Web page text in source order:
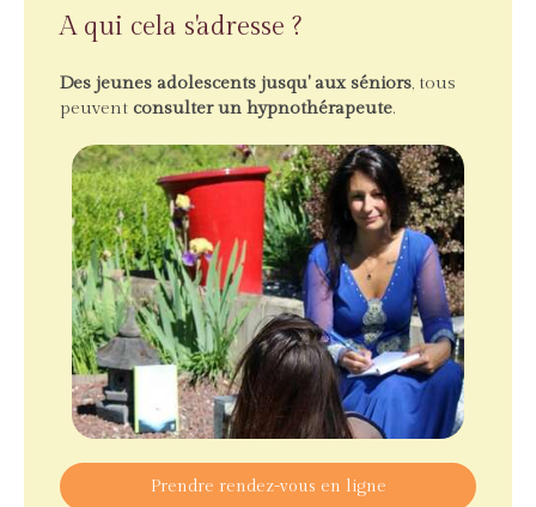
A qui cela s'adresse ?
Des jeunes adolescents jusqu' aux séniors, tous
peuvent consulter un hypnothérapeute.
Prendre rendez-vous en ligne